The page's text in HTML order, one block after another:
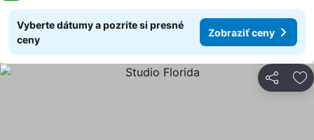
Vyberte dátumy a pozrite si presné
ceny
Zobraziť ceny
Zdieľať